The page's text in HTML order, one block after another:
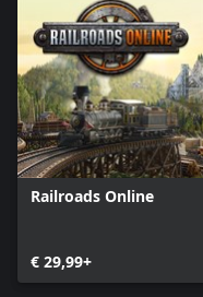
Railroads Online
€ 29,99+